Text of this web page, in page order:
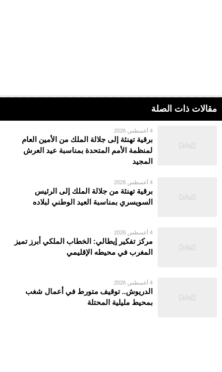
مقالات ذات الصلة
4 أغسطس 2026
برقية تهنئة إلى جلالة الملك من الأمين العام
لمنظمة الأمم المتحدة بمناسبة عيد العرش
المجيد
4 أغسطس 2026
برقية تهنئة من جلالة الملك إلى الرئيس
السويسري بمناسبة العيد الوطني لبلاده
4 أغسطس 2026
مركز تفكير إيطالي: الخطاب الملكي أبرز تميز
المغرب في محيطه الإقليمي
4 أغسطس 2026
الدريوش.. توقيف متورط في أعمال شغب
بمحيط مليلية المحتلة